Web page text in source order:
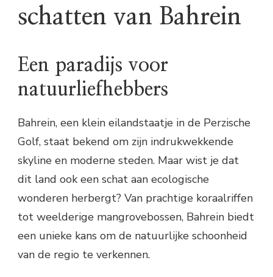
schatten van Bahrein
Een paradijs voor
natuurliefhebbers
Bahrein, een klein eilandstaatje in de Perzische
Golf, staat bekend om zijn indrukwekkende
skyline en moderne steden. Maar wist je dat
dit land ook een schat aan ecologische
wonderen herbergt? Van prachtige koraalriffen
tot weelderige mangrovebossen, Bahrein biedt
een unieke kans om de natuurlijke schoonheid
van de regio te verkennen.